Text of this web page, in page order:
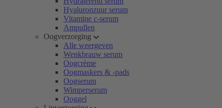
Hyaluronzuur serum
Vitamine c-serum
Ampullen
Oogverzorging
Alle weergeven
Wenkbrauw serum
Oogcrème
Oogmaskers & -pads
Oogserum
Wimperserum
Ooggel